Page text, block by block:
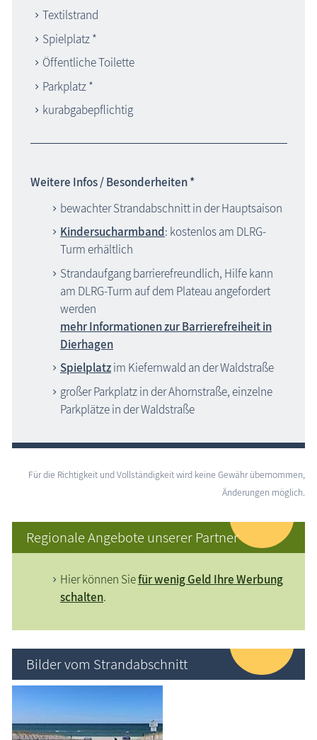
Textilstrand
Spielplatz *
Öffentliche Toilette
Parkplatz *
kurabgabepflichtig
Weitere Infos / Besonderheiten *
bewachter Strandabschnitt in der Hauptsaison
Kindersucharmband: kostenlos am DLRG-
Turm erhältlich
Strandaufgang barrierefreundlich, Hilfe kann
am DLRG-Turm auf dem Plateau angefordert
werden
mehr Informationen zur Barrierefreiheit in
Dierhagen
Spielplatzim Kiefernwald an der Waldstraße
großer Parkplatz in der Ahornstraße, einzelne
Parkplätze in der Waldstraße
Für die Richtigkeit und Vollständigkeit wird keine Gewähr übernommen,
Änderungen möglich.
Regionale Angebote unserer Partner
Hier können Siefür wenig Geld Ihre Werbung
schalten.
Bilder vom Strandabschnitt